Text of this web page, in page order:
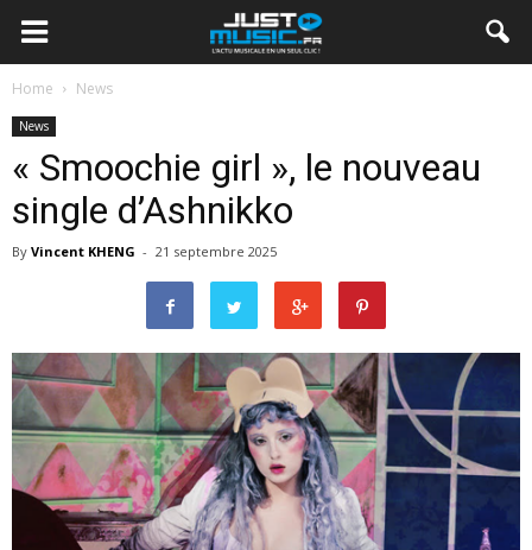
Home News
News
« Smoochie girl », le nouveau
single d’Ashnikko
By Vincent KHENG - 21 septembre 2025